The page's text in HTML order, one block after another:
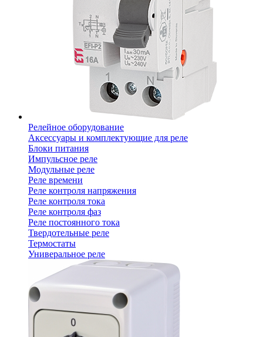
Релейное оборудование
Аксессуары и комплектующие для реле
Блоки питания
Импульсное реле
Модульные реле
Реле времени
Реле контроля напряжения
Реле контроля тока
Реле контроля фаз
Реле постоянного тока
Твердотельные реле
Термостаты
Универальное реле